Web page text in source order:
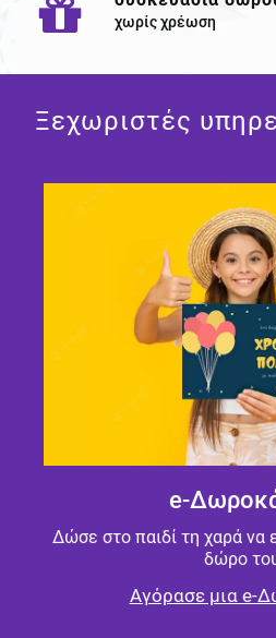
χωρίς χρέωση
Ξεχωριστές
e-
Δώσε στο παιδί τη χαρά να
δώρο
Αγόρασε μια e-